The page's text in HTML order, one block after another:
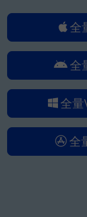
全
全
全
全